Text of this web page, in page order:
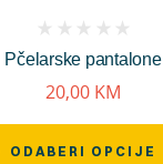
Pčelarske pantalone
reviews)
20,00 KM
ODABERI OPCIJE